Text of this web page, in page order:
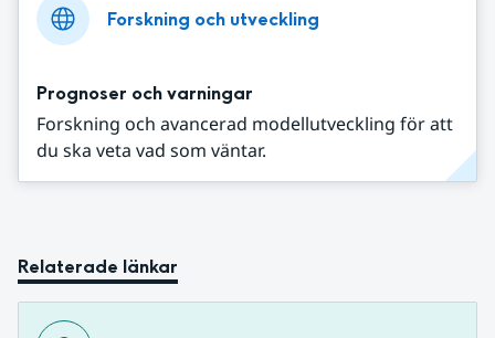
Forskning och utveckling
Prognoser och varningar
Forskning och avancerad modellutveckling för att
du ska veta vad som väntar.
Relaterade länkar